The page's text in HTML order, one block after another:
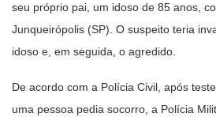
seu próprio pai, um idoso de 85 anos,
Junqueirópolis (SP). O suspeito teria
idoso e, em seguida, o agredido.
De acordo com a Polícia Civil, após
uma pessoa pedia socorro, a Polícia